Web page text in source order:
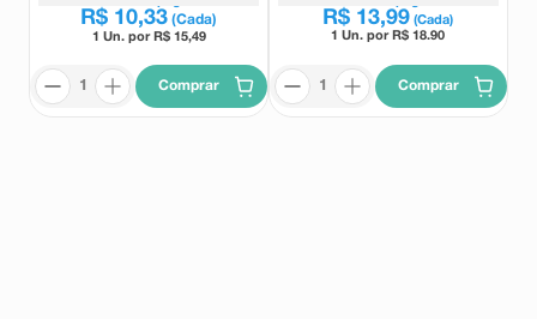
R$ 10,33 (Cada)
1 Un. por R$ 15,49
Comprar
R$ 13,99 (Cada)
1 Un. por R$18.90
Comprar